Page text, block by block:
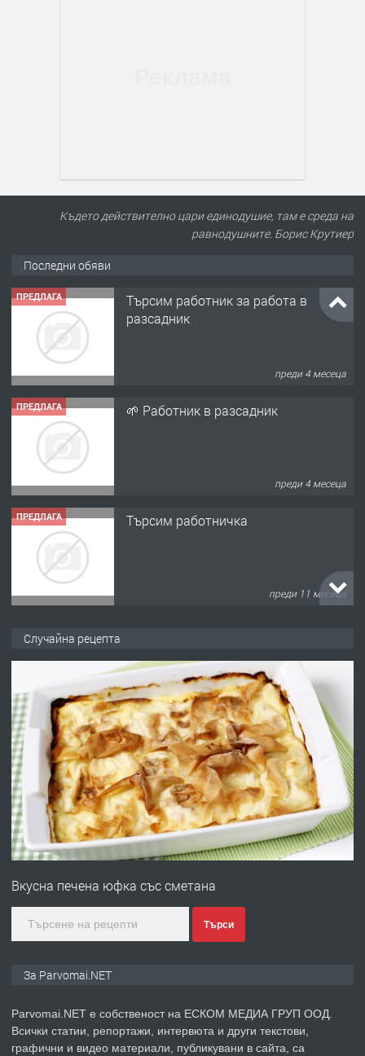
Където действително цари единодушие, там е среда на
равнодушните. Борис Крутиер
Последни обяви
ПРЕДЛАГА
Търсим работник за работа в
разсадник
преди 4 месеца
ПРЕДЛАГА 🌱 Работник в разсадник
преди 4 месеца
ПРЕДЛАГА Търсим работничка
преди 11 месеца
преди 1 година
ПРЕДЛАГА Работа за общи работници
преди 1 година
ПРЕДЛАГА
Първи поход "По стъпките на Ангел
преди 1 година
Случайна рецепта
Вкусна печена юфка със сметана
Търси
За Parvomai.NET
Parvomai.NET е собственост на ЕСКОМ МЕДИА ГРУП ООД.
Всички статии, репортажи, интервюта и други текстови,
графични и видео материали, публикувани в сайта, са